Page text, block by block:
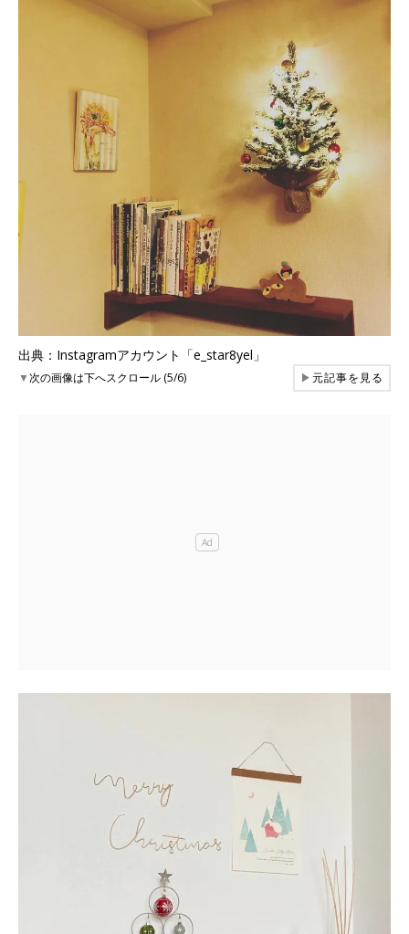
出典：Instagramアカウント「e_star8yel」
▼次の画像は下へスクロール (5/6) ▶元記事を見る